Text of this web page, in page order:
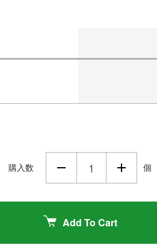
購入数 個
Add To Cart